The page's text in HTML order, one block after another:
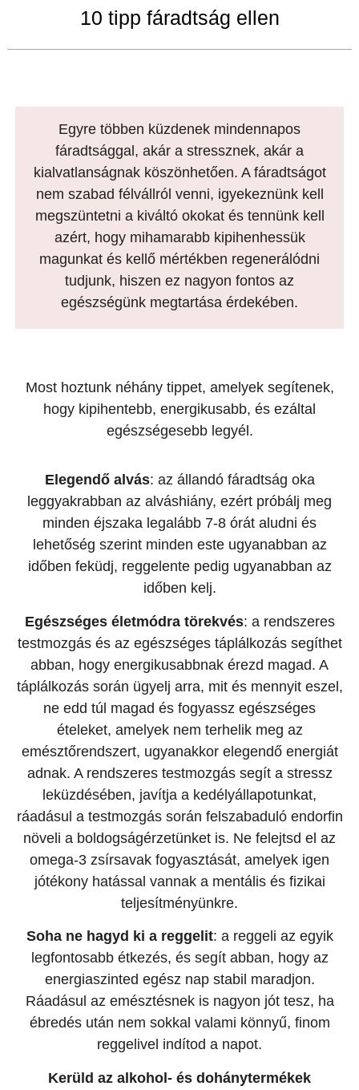
10 tipp fáradtság ellen
Egyre többen küzdenek mindennapos
fáradtsággal, akár a stressznek, akár a
kialvatlanságnak köszönhetően. A fáradtságot
nem szabad félvállról venni, igyekeznünk kell
megszüntetni a kiváltó okokat és tennünk kell
azért, hogy mihamarabb kipihenhessük
magunkat és kellő mértékben regenerálódni
tudjunk, hiszen ez nagyon fontos az
egészségünk megtartása érdekében.
Most hoztunk néhány tippet, amelyek segítenek,
hogy kipihentebb, energikusabb, és ezáltal
egészségesebb legyél.
Elegendő alvás: az állandó fáradtság oka
leggyakrabban az alváshiány, ezért próbálj meg
minden éjszaka legalább 7-8 órát aludni és
lehetőség szerint minden este ugyanabban az
időben feküdj, reggelente pedig ugyanabban az
időben kelj.
Egészséges életmódra törekvés: a rendszeres
testmozgás és az egészséges táplálkozás segíthet
abban, hogy energikusabbnak érezd magad. A
táplálkozás során ügyelj arra, mit és mennyit eszel,
ne edd túl magad és fogyassz egészséges
ételeket, amelyek nem terhelik meg az
emésztőrendszert, ugyanakkor elegendő energiát
adnak. A rendszeres testmozgás segít a stressz
leküzdésében, javítja a kedélyállapotunkat,
ráadásul a testmozgás során felszabaduló endorfin
növeli a boldogságérzetünket is. Ne felejtsd el az
omega-3 zsírsavak fogyasztását, amelyek igen
jótékony hatással vannak a mentális és fizikai
teljesítményünkre.
Soha ne hagyd ki a reggelit: a reggeli az egyik
legfontosabb étkezés, és segít abban, hogy az
energiaszinted egész nap stabil maradjon.
Ráadásul az emésztésnek is nagyon jót tesz, ha
ébredés után nem sokkal valami könnyű, finom
reggelivel indítod a napot.
Kerüld az alkohol- és dohánytermékek